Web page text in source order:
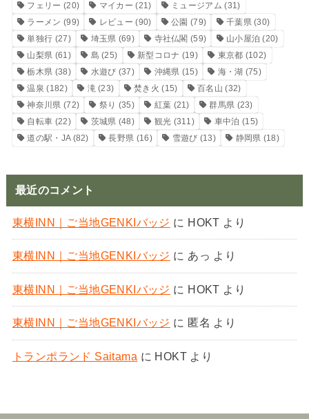
フェリー (20) マイカー (21) ミュージアム (31)
ラーメン (99) レビュー (90) 公園 (79) 千葉県(30)
単独行 (27) 埼玉県 (69) 寺社仏閣 (59) 山小屋泊 (20)
山梨県 (61) 島 (25) 新型コロナ (19) 東京都 (102)
栃木県 (38) 水遊び (37) 沖縄県 (15) 海・湖 (75)
温泉 (182) 滝(23) 焚き火 (15) 百名山 (32)
神奈川県 (72) 祭り (35) 紅葉 (21) 群馬県 (23)
自転車 (22) 茨城県 (48) 観光 (311) 車中泊 (15)
道の駅・JA(82) 長野県 (16) 雪遊び (13) 静岡県 (18)
最近のコメント
東横INN｜ご当地GENKIバッジ に HOKT より
東横INN｜ご当地GENKIバッジ に あっ より
東横INN｜ご当地GENKIバッジ に HOKT より
東横INN｜ご当地GENKIバッジ に 匿名 より
トランポランド Saitama に HOKT より